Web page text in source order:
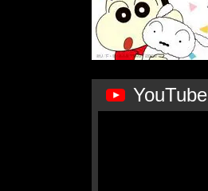
YouTube